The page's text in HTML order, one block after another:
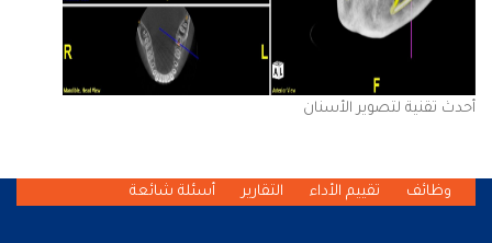
أحدث تقنية لتصوير الأسنان
وظائف تقييم الأداء التقارير أسئلة شائعة